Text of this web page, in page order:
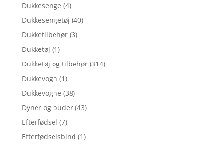
Dukkesenge (4)
Dukkesengetøj (40)
Dukketilbehør (3)
Dukketøj (1)
Dukketøj og tilbehør (314)
Dukkevogn (1)
Dukkevogne (38)
Dyner og puder (43)
Efterfødsel (7)
Efterfødselsbind (1)